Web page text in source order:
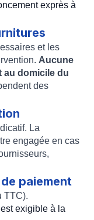
exprès à
et les
Aucune
au domicile du
des
La
engagée en cas
paiement
TTC).
est exigible à la